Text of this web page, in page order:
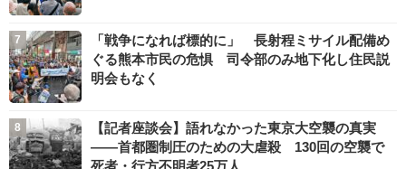
「戦争になれば標的に」 長射程ミサイル配備め
ぐる熊本市民の危惧 司令部のみ地下化し住民説
明会もなく
【記者座談会】語れなかった東京大空襲の真実
――首都圏制圧のための大虐殺 130回の空襲で
死者・行方不明者25万人